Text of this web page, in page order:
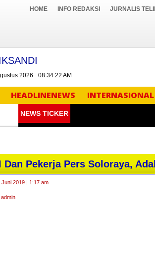
HOME INFO REDAKSI JURNALIS
2026 08:34:23 AM
HEADLINENEWS INTERNASIONAL
NEWS TICKER
Dan Pekerja Pers Soloraya,
Juni 2019 | 1:17 am